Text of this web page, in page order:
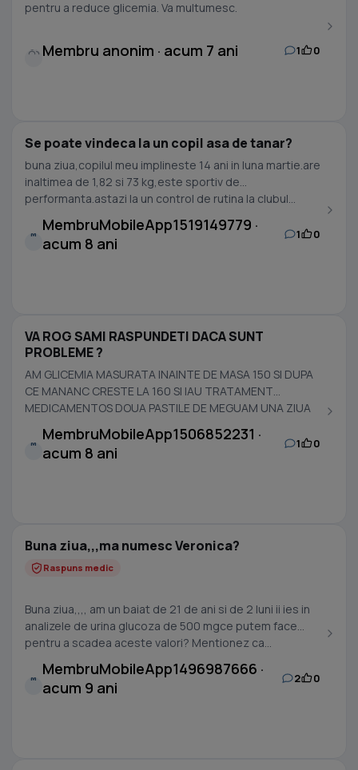
pentru a reduce glicemia. Va multumesc.
Membru anonim · acum 7 ani 1 0
Se poate vindeca la un copil asa de tanar?
buna ziua,copilul meu implineste 14 ani in luna martie.are
inaltimea de 1,82 si 73 kg,este sportiv de
performanta.astazi la un control de rutina la clubul...
M
MembruMobileApp1519149779 ·
acum 8 ani
1 0
VA ROG SAMI RASPUNDETI DACA SUNT
PROBLEME ?
AM GLICEMIA MASURATA INAINTE DE MASA 150 SI DUPA
CE MANANC CRESTE LA 160 SI IAU TRATAMENT
MEDICAMENTOS DOUA PASTILE DE MEGUAM UNA ZIUA
M
MembruMobileApp1506852231 ·
acum 8 ani
1 0
Buna ziua,,,ma numesc Veronica?
Raspuns medic
Buna ziua,,,, am un baiat de 21 de ani si de 2 luni ii ies in
analizele de urina glucoza de 500 mgce putem face
pentru a scadea aceste valori? Mentionez ca...
M
MembruMobileApp1496987666 ·
acum 9 ani
2 0